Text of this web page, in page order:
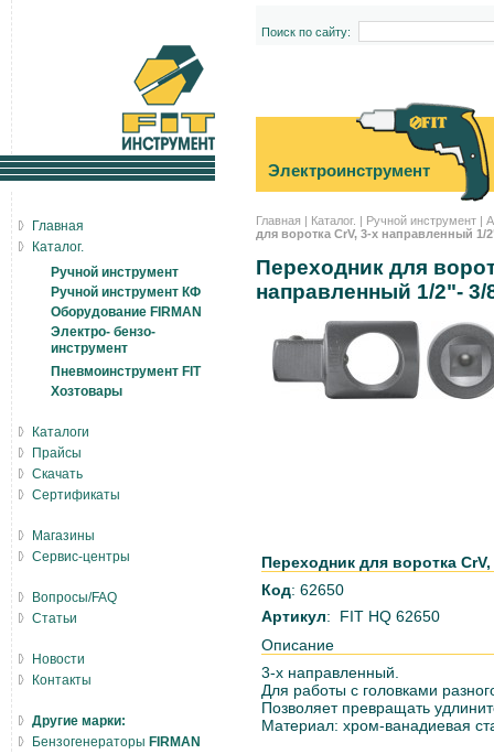
Поиск по сайту:
Электроинструмент
Главная | Каталог. | Ручной инструмент |
для воротка CrV, 3-х направленный 1/
Переходник для
направленный 1/2"- 3/
Переходник для воротка
Код: 62650
Артикул: FIT HQ 62650
Описание
3-х направленный.
Для работы с головками
Позволяет превращать
Материал: хром-ванадиевая
Главная
Каталог.
Ручной инструмент
Ручной инструмент КФ
Оборудование FIRMAN
Электро- бензо-
инструмент
Пневмоинструмент FIT
Хозтовары
Каталоги
Прайсы
Скачать
Сертификаты
Магазины
Сервис-центры
Вопросы/FAQ
Статьи
Новости
Контакты
Другие марки:
Бензогенераторы FIRMAN